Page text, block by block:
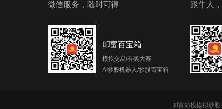
微信服务，随时可得
叩富百宝箱
模拟交易/有奖大赛
AI炒股机器人/炒股百宝箱
跟牛人
叩富简投模拟炒